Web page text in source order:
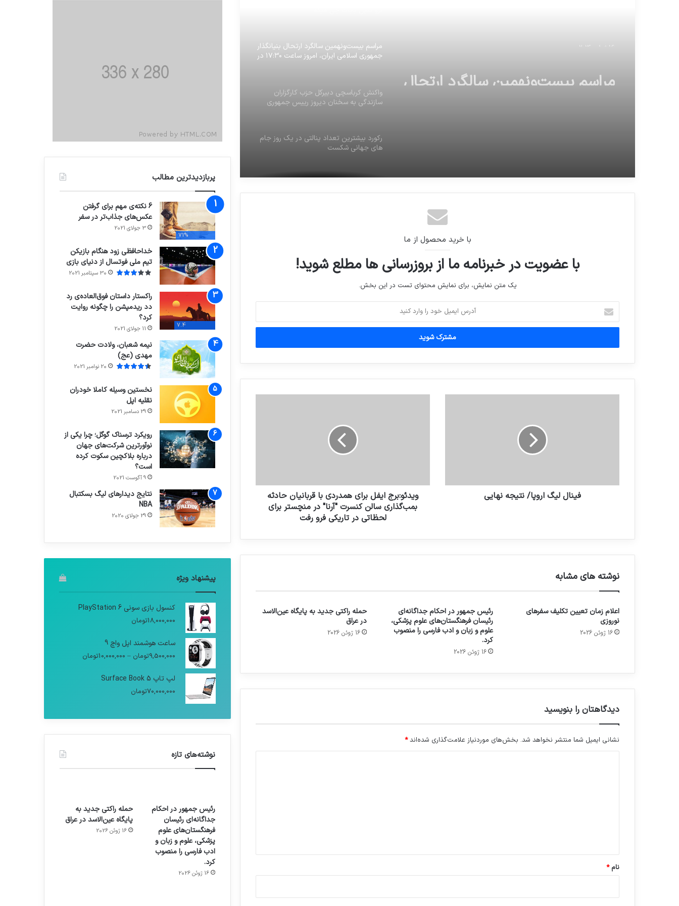
بنیانگذار جمهوری اسلامی ایران،
مراسم بیست‌ونهمین سالگرد ارتحال بنیانگذار
جمهوری اسلامی ایران، امروز ساعت ۱۷:۳۰ در
واکنش کرباسچی دبیرکل حزب کارگزاران
سازندگی به سخنان دیروز رییس جمهوری
ركورد بيشترين تعداد پنالتى در يك روز جام
هاى جهانى شكست
تومان از مالیات معاف و برای حقوق‌های
وقتی مامانت میگه از نظر من مشکلی نداره
برو ببین بابات چی میگه!
مراسم بیست‌ونهمین سالگرد ارتحال بنیانگذار
جمهوری اسلامی ایران، امروز ساعت ۱۷:۳۰ در
واکنش کرباسچی دبیرکل حزب کارگزاران
با خرید محصول از ما
با عضویت در خبرنامه ما از بروزرسانی ها مطلع شوید!
یک متن نمایش، برای نمایش محتوای تست در این بخش.
آدرس
ایمیل
خود
وارد
فینال لیگ اروپا/ نتیجه نهایی
ویدئو:برج ایفل برای همدردی با قربانیان حادثه
بمب‌گذاری سالن کنسرت "آرنا" در منچستر برای
لحظاتی در تاریکی فرو رفت
نوشته های مشابه
اعلام زمان تعیین تکلیف سفرهای
نوروزی
16 ژوئن 2026
رئیس جمهور در احکام جداگانه‌ای
رئیسان فرهنگستان‌های علوم پزشکی،
علوم و زبان و ادب فارسی را منصوب
کرد.
16 ژوئن 2026
حمله راکتی جدید به پایگاه عین‌الاسد
در عراق
16 ژوئن 2026
دیدگاهتان را بنویسید
نشانی ایمیل شما منتشر نخواهد شد. بخش‌های موردنیاز علامت‌گذاری شده‌اند*
نام*
پربازدیدترین مطالب
71%
6 نکته‌ی مهم برای گرفتن
عکس‌های جذاب‌تر در سفر
3 جولای 2021
خداحافظی زود هنگام بازیکن
تیم ملی فوتسال از دنیای بازی
30 سپتامبر 2021
7.4
راکستار داستان فوق‌العاده‌ی رد
دد ریدمپشن را چگونه روایت
کرد؟
11 جولای 2021
نیمه شعبان، ولادت حضرت
مهدی (عج)
20 نوامبر 2021
نخستین وسیله کاملا خودران
نقلیه اپل
29 دسامبر 2021
رویکرد ترسناک گوگل؛ چرا یکی از
نوآورترین شرکت‌های جهان
درباره بلاکچین سکوت کرده
است؟
9 آگوست 2021
نتایج دیدار‌های لیگ بسکتبال
NBA
29 جولای 2020
پیشنهاد ویژه
کنسول بازی سونی PlayStation 6
18,000,000تومان
ساعت هوشمند اپل واچ 9
9,500,000تومان –
10,000,000تومان
لپ تاپ Surface Book 5
70,000,000تومان
نوشته‌های تازه
رئیس جمهور در احکام
جداگانه‌ای رئیسان
فرهنگستان‌های علوم
پزشکی، علوم و زبان و
ادب فارسی را منصوب
کرد.
16 ژوئن 2026
حمله راکتی جدید به
پایگاه عین‌الاسد در عراق
16 ژوئن 2026